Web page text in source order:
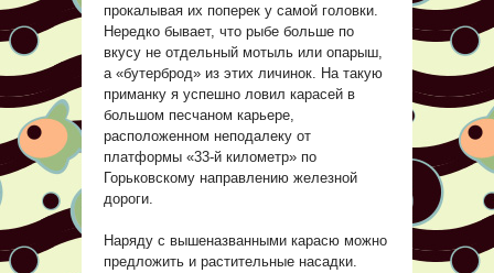
прокалывая их поперек у самой головки.
Нередко бывает, что рыбе больше по
вкусу не отдельный мотыль или опарыш,
а «бутерброд» из этих личинок. На такую
приманку я успешно ловил карасей в
большом песчаном карьере,
расположенном неподалеку от
платформы «33-й километр» по
Горьковскому направлению железной
дороги.
Наряду с вышеназванными карасю можно
предложить и растительные насадки.